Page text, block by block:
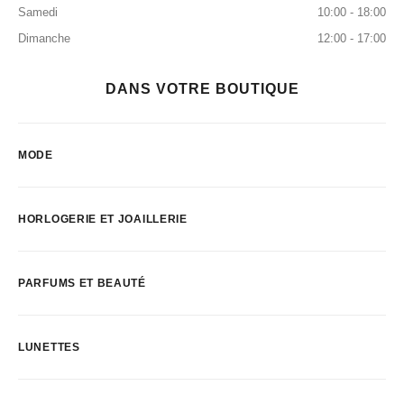
Samedi
10:00 - 18:00
Dimanche
12:00 - 17:00
DANS VOTRE BOUTIQUE
MODE
HORLOGERIE ET JOAILLERIE
PARFUMS ET BEAUTÉ
LUNETTES